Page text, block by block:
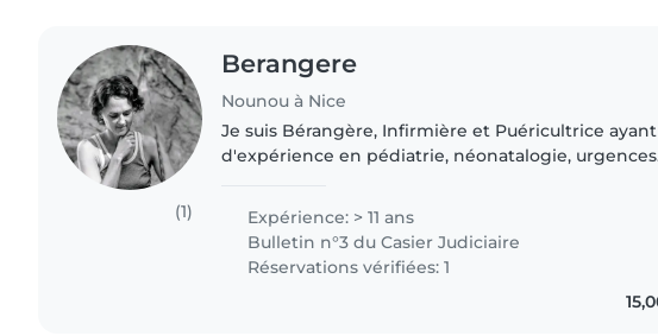
(1)
Berangere
Nounou à Nice
Je suis Bérangère, Infirmière et Puéricultrice ayant
d'expérience en pédiatrie, néonatalogie, urgences
Lenval et suis..
Expérience: > 11 ans
Bulletin n°3 du Casier Judiciaire
Réservations vérifiées: 1